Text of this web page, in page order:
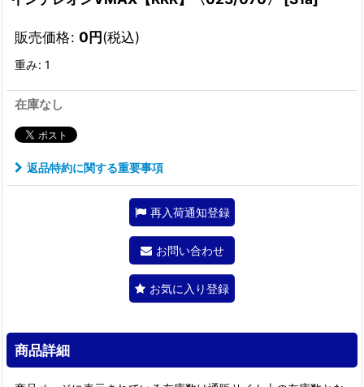
販売価格: 0円(税込)
重み: 1
在庫なし
返品特約に関する重要事項
再入荷通知登録
お問い合わせ
お気に入り登録
商品詳細